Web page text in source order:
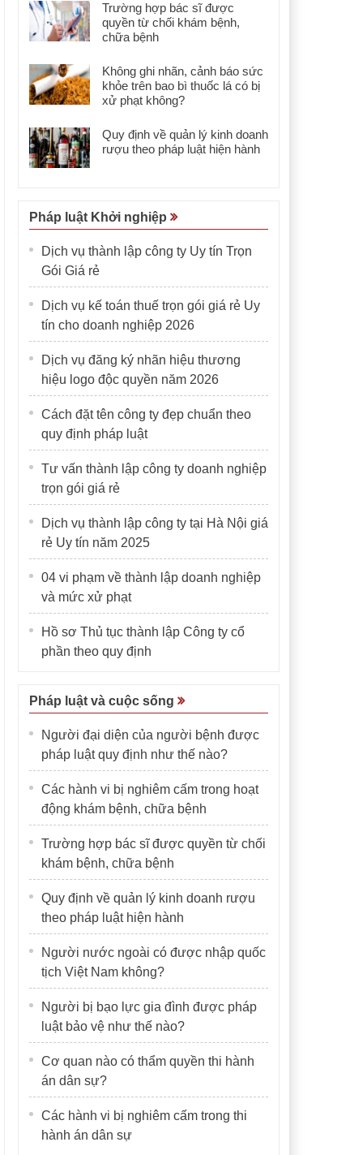
Trường hợp bác sĩ được
quyền từ chối khám bệnh,
chữa bệnh
Không ghi nhãn, cảnh báo sức
khỏe trên bao bì thuốc lá có bị
xử phạt không?
Quy định về quản lý kinh doanh
rượu theo pháp luật hiện hành
Pháp luật Khởi nghiệp
Dịch vụ thành lập công ty Uy tín Trọn
Gói Giá rẻ
Dịch vụ kế toán thuế trọn gói giá rẻ Uy
tín cho doanh nghiệp 2026
Dịch vụ đăng ký nhãn hiệu thương
hiệu logo độc quyền năm 2026
Cách đặt tên công ty đẹp chuẩn theo
quy định pháp luật
Tư vấn thành lập công ty doanh nghiệp
trọn gói giá rẻ
Dịch vụ thành lập công ty tại Hà Nội giá
rẻ Uy tín năm 2025
04 vi phạm về thành lập doanh nghiệp
và mức xử phạt
Hồ sơ Thủ tục thành lập Công ty cổ
phần theo quy định
Pháp luật và cuộc sống
Người đại diện của người bệnh được
pháp luật quy định như thế nào?
Các hành vi bị nghiêm cấm trong hoạt
động khám bệnh, chữa bệnh
Trường hợp bác sĩ được quyền từ chối
khám bệnh, chữa bệnh
Quy định về quản lý kinh doanh rượu
theo pháp luật hiện hành
Người nước ngoài có được nhập quốc
tịch Việt Nam không?
Người bị bạo lực gia đình được pháp
luật bảo vệ như thế nào?
Cơ quan nào có thẩm quyền thi hành
án dân sự?
Các hành vi bị nghiêm cấm trong thi
hành án dân sự